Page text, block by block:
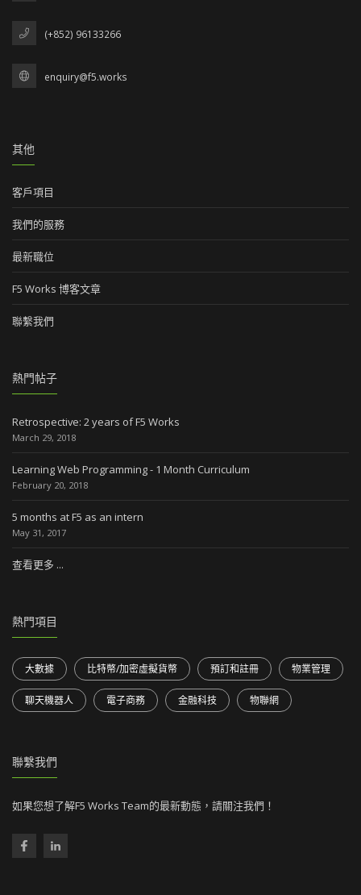
(+852) 96133266
enquiry@f5.works
其他
客戶項目
我們的服務
最新職位
F5 Works 博客文章
聯繫我們
熱門帖子
Retrospective: 2 years of F5 Works
March 29, 2018
Learning Web Programming - 1 Month Curriculum
February 20, 2018
5 months at F5 as an intern
May 31, 2017
查看更多 ...
熱門項目
大數據 比特幣/加密虛擬貨幣 預訂和註冊 物業管理
聊天機器人 電子商務 金融科技 物聯網
聯繫我們
如果您想了解F5 Works Team的最新動態，請關注我們！